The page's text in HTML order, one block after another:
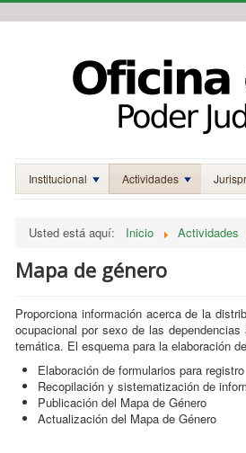
Institucional Actividades
Usted está aquí: Inicio Actividades
Mapa de género
Proporciona información acerca de la
ocupacional por sexo de las
temática. El esquema para la elaboración
Elaboración de formularios para registro
Recopilación y sistematización de
Publicación del Mapa de Género
Actualización del Mapa de Género